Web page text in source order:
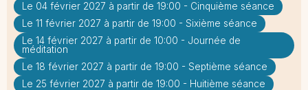
Le 04 février 2027 à partir de 19:00 - Cinquième séance
Le 11 février 2027 à partir de 19:00 - Sixième séance
Le 14 février 2027 à partir de 10:00 - Journée de
méditation
Le 18 février 2027 à partir de 19:00 - Septième séance
Le 25 février 2027 à partir de 19:00 - Huitième séance